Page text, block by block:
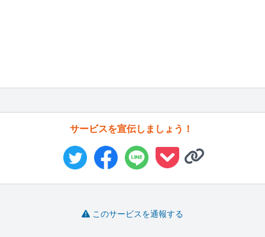
サービスを宣伝しましょう！
このサービスを通報する